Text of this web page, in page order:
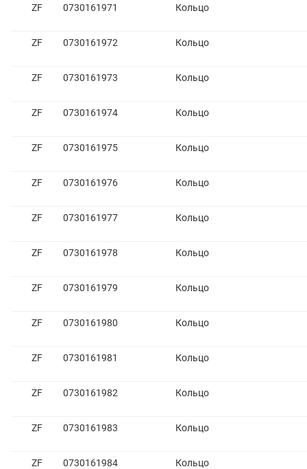
ZF 0730161971 Кольцо
ZF 0730161972 Кольцо
ZF 0730161973 Кольцо
ZF 0730161974 Кольцо
ZF 0730161975 Кольцо
ZF 0730161976 Кольцо
ZF 0730161977 Кольцо
ZF 0730161978 Кольцо
ZF 0730161979 Кольцо
ZF 0730161980 Кольцо
ZF 0730161981 Кольцо
ZF 0730161982 Кольцо
ZF 0730161983 Кольцо
ZF 0730161984 Кольцо